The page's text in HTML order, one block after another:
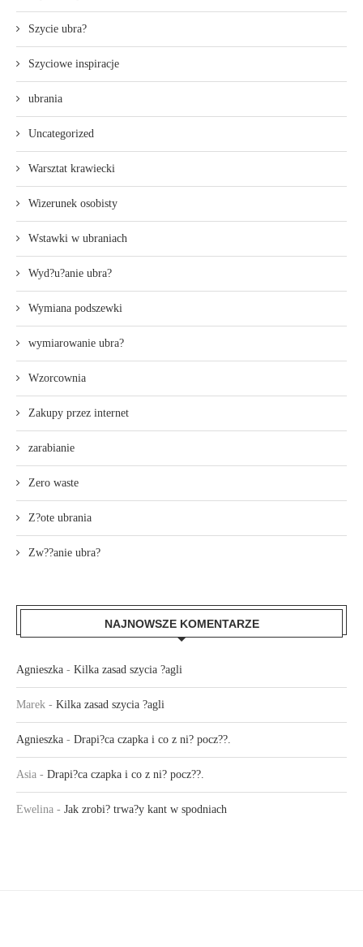
Szycie ubra?
Szyciowe inspiracje
ubrania
Uncategorized
Warsztat krawiecki
Wizerunek osobisty
Wstawki w ubraniach
Wyd?u?anie ubra?
Wymiana podszewki
wymiarowanie ubra?
Wzorcownia
Zakupy przez internet
zarabianie
Zero waste
Z?ote ubrania
Zw??anie ubra?
NAJNOWSZE KOMENTARZE
Agnieszka - Kilka zasad szycia ?agli
Marek - Kilka zasad szycia ?agli
Agnieszka - Drapi?ca czapka i co z ni? pocz??.
Asia - Drapi?ca czapka i co z ni? pocz??.
Ewelina - Jak zrobi? trwa?y kant w spodniach